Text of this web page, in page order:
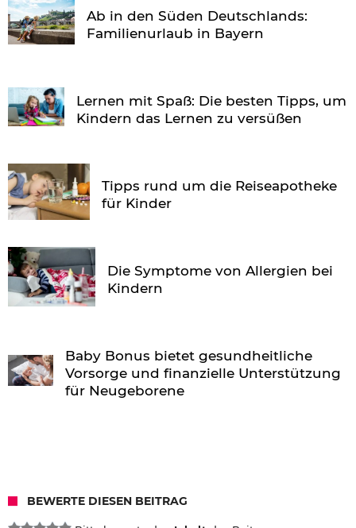
Ab in den Süden Deutschlands:
Familienurlaub in Bayern
Lernen mit Spaß: Die besten Tipps, um
Kindern das Lernen zu versüßen
Tipps rund um die Reiseapotheke
für Kinder
Die Symptome von Allergien bei
Kindern
Baby Bonus bietet gesundheitliche
Vorsorge und finanzielle Unterstützung
für Neugeborene
BEWERTE DIESEN BEITRAG